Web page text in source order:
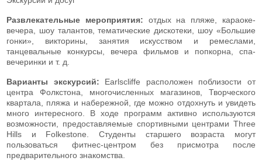
Развлекательные мероприятия: отдых на пляже, караоке-
вечера, шоу талантов, тематические дискотеки, шоу «Большие
гонки», викторины, занятия искусством и ремеслами,
танцевальные конкурсы, вечера фильмов и попкорна, спа-
вечеринки и т. д.
Варианты экскурсий: Earlscliffe расположен поблизости от
центра Фолкстона, многочисленных магазинов, Творческого
квартала, пляжа и набережной, где можно отдохнуть и увидеть
много интересного. В ходе программ активно используются
возможности, предоставляемые спортивными центрами Three
Hills и Folkestone. Студенты старшего возраста могут
пользоваться фитнес-центром без присмотра после
предварительного знакомства.